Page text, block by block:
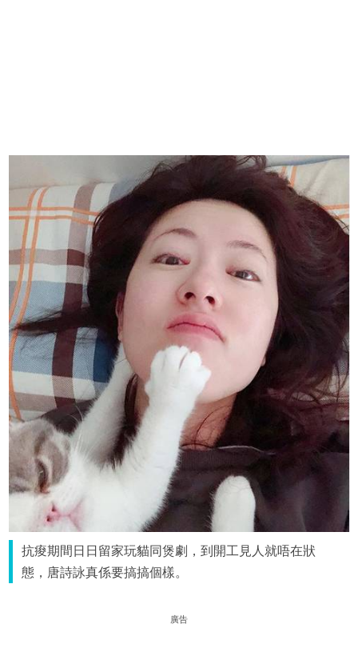
抗痠期間日日留家玩貓同煲劇，到開工見人就唔在狀
態，唐詩詠真係要搞搞個樣。
廣告